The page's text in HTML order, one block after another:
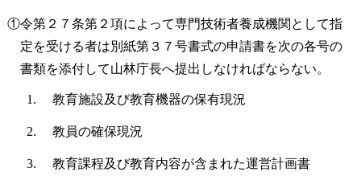
①令第２７条第２項によって専門技術者養成機関として指
定を受ける者は別紙第３７号書式の申請書を次の各号の
書類を添付して山林庁長へ提出しなければならない。
教育施設及び教育機器の保有現況
教員の確保現況
教育課程及び教育内容が含まれた運営計画書